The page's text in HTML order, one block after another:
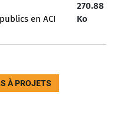
en ACI
270.88
Ko
À PROJETS